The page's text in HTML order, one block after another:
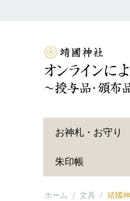
お神札・お守り
朱印帳
ホーム / 文具 / 靖國